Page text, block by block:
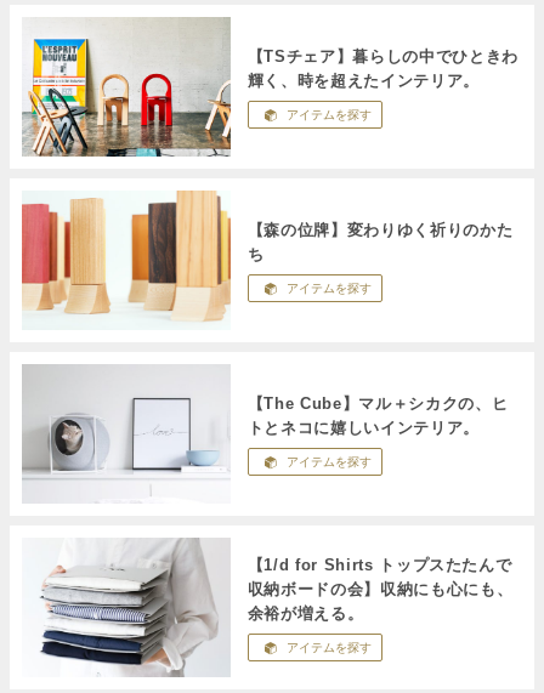
【TSチェア】暮らしの中でひときわ
輝く、時を超えたインテリア。
アイテムを探す
【森の位牌】変わりゆく祈りのかた
ち
アイテムを探す
【The Cube】マル＋シカクの、ヒ
トとネコに嬉しいインテリア。
アイテムを探す
【1/d for Shirts トップスたたんで
収納ボードの会】収納にも心にも、
余裕が増える。
アイテムを探す